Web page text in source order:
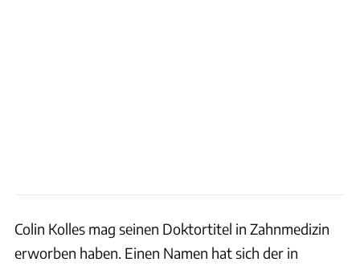
Colin Kolles mag seinen Doktortitel in Zahnmedizin
erworben haben. Einen Namen hat sich der in